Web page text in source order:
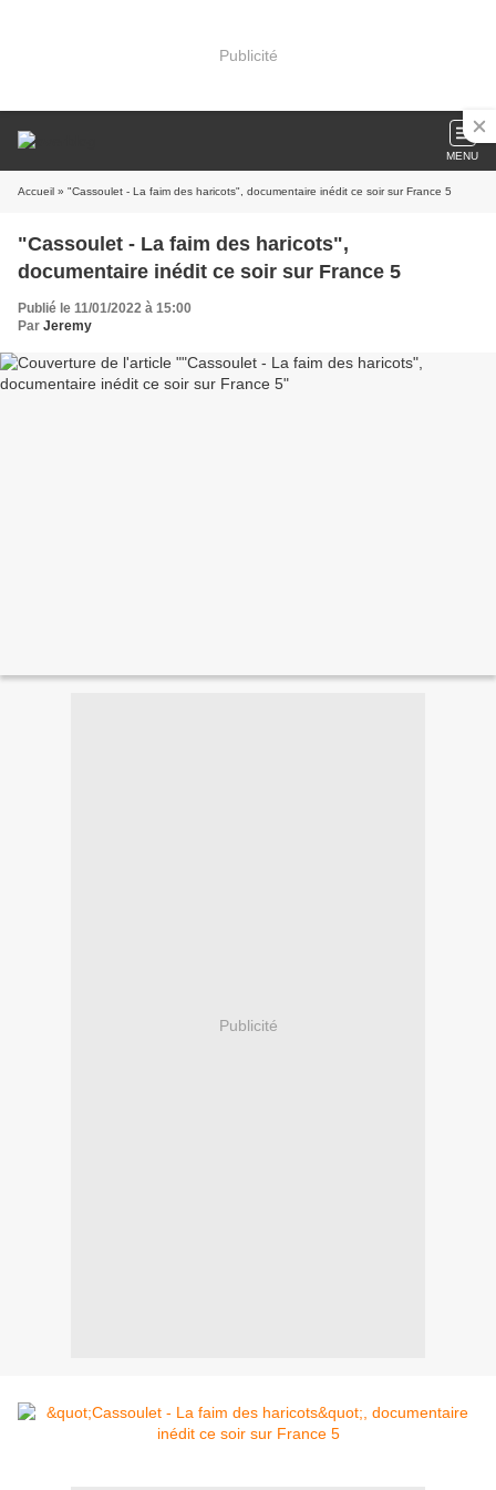
Publicité
MENU
Accueil » "Cassoulet - La faim des haricots", documentaire inédit ce soir sur France 5
"Cassoulet - La faim des haricots",
documentaire inédit ce soir sur France 5
Publié le 11/01/2022 à 15:00
Par Jeremy
Publicité